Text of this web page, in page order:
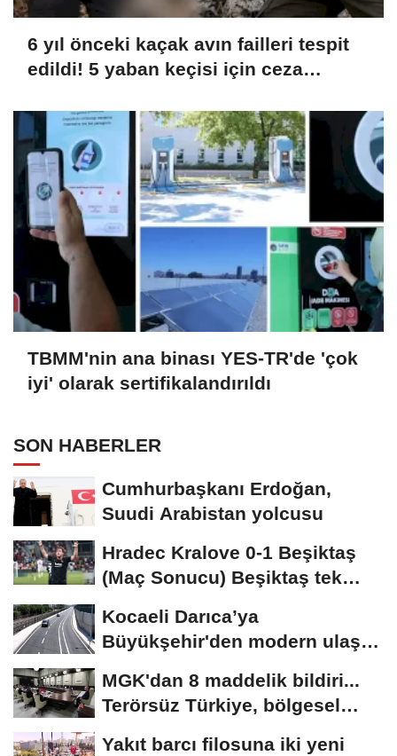
6 yıl önceki kaçak avın failleri tespit
edildi! 5 yaban keçisi için ceza
TBMM'nin ana binası YES-TR'de 'çok
iyi' olarak sertifikalandırıldı
SON HABERLER
Cumhurbaşkanı Erdoğan,
Suudi Arabistan yolcusu
Hradec Kralove 0-1 Beşiktaş
(Maç Sonucu) Beşiktaş tek
Kocaeli Darıca’ya
Büyükşehir'den modern ulaşım
MGK'dan 8 maddelik bildiri...
Terörsüz Türkiye, bölgesel
Yakıt barcı filosuna iki yeni